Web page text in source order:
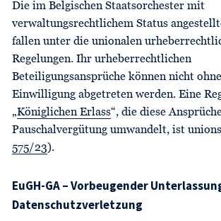
Die im Belgischen Staatsorchester mit
verwaltungsrechtlichem Status
fallen unter die unionalen
Regelungen. Ihr urheberrechtlichen
Beteiligungsansprüche können nicht
Einwilligung abgetreten werden. Eine
„Königlichen Erlass“, die diese
Pauschalvergütung umwandelt, ist
575/23).
EuGH-GA – Vorbeugender
Datenschutzverletzung